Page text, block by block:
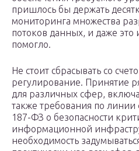
пришлось бы держать
мониторинга множества
потоков данных, и даже это
помогло.
Не стоит сбрасывать со
регулирование. Принятие
для различных сфер,
также требования по
187-ФЗ о безопасности
информационной
необходимость